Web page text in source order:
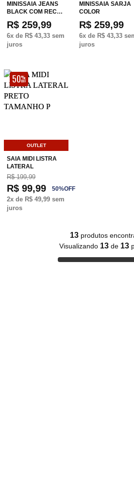
MINISSAIA JEANS
BLACK COM REC…
R$ 259,99
6x de R$ 43,33 sem
juros
MINISSAIA SARJA
COLOR
R$ 259,99
6x de R$ 43,33
juros
50%
OFF
OUTLET
SAIA MIDI LISTRA
LATERAL
R$ 199,99
R$ 99,99 50%OFF
2x de R$ 49,99 sem
juros
13produtos
Visualizando 13 de 13